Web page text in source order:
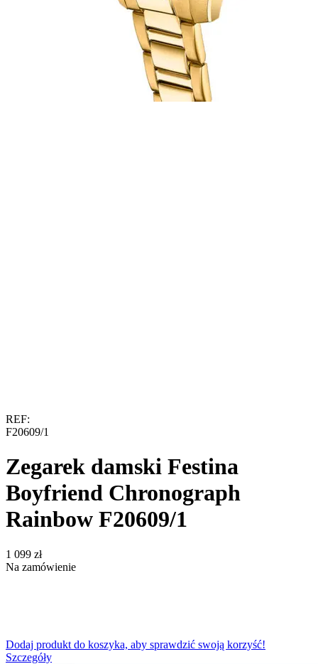
REF:
F20609/1
Zegarek damski Festina
Boyfriend Chronograph
Rainbow F20609/1
‍1 099‍ zł
Na zamówienie
Dodaj produkt do koszyka, aby sprawdzić swoją korzyść!
Szczegóły